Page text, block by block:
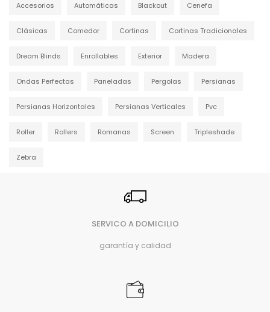
Accesorios Automáticas Blackout Cenefa
Clásicas Comedor Cortinas Cortinas Tradicionales
Dream Blinds Enrollables Exterior Madera
Ondas Perfectas Paneladas Pergolas Persianas
Persianas Horizontales Persianas Verticales Pvc
Roller Rollers Romanas Screen Tripleshade
Zebra
SERVICO A DOMICILIO
garantía y calidad